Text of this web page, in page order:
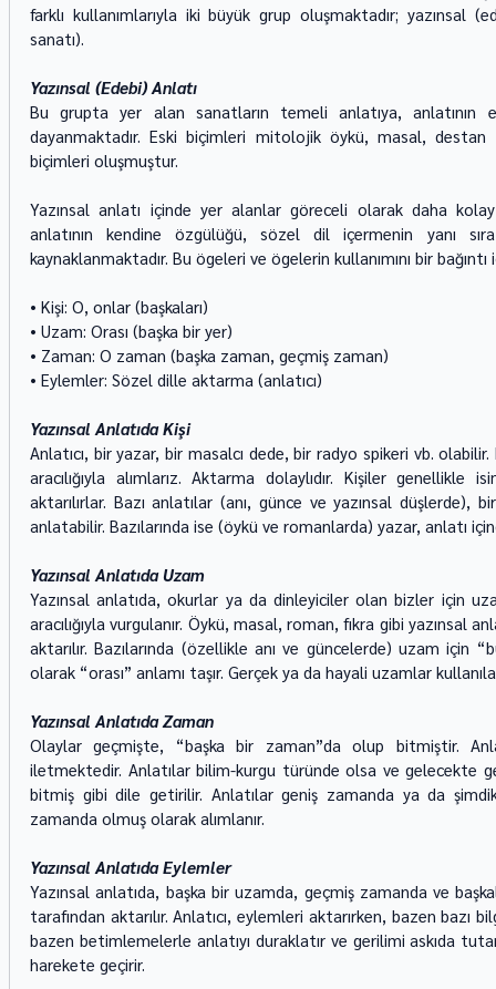
farklı kullanımlarıyla iki büyük grup oluşmaktadır; yazınsal
sanatı).
Yazınsal (Edebi) Anlatı
Bu grupta yer alan sanatların temeli anlatıya,
dayanmaktadır. Eski biçimleri mitolojik öykü, masal,
biçimleri oluşmuştur.
Yazınsal anlatı içinde yer alanlar göreceli olarak daha kolay
anlatının kendine özgülüğü, sözel dil içermenin yanı
kaynaklanmaktadır. Bu ögeleri ve ögelerin kullanımını bir
• Kişi: O, onlar (başkaları)
• Uzam: Orası (başka bir yer)
• Zaman: O zaman (başka zaman, geçmiş zaman)
• Eylemler: Sözel dille aktarma (anlatıcı)
Yazınsal Anlatıda Kişi
Anlatıcı, bir yazar, bir masalcı dede, bir radyo spikeri vb.
aracılığıyla alımlarız. Aktarma dolaylıdır. Kişiler
aktarılırlar. Bazı anlatılar (anı, günce ve yazınsal düşlerde),
anlatabilir. Bazılarında ise (öykü ve romanlarda) yazar, anlatı
Yazınsal Anlatıda Uzam
Yazınsal anlatıda, okurlar ya da dinleyiciler olan bizler için
aracılığıyla vurgulanır. Öykü, masal, roman, fıkra gibi yazınsal
aktarılır. Bazılarında (özellikle anı ve güncelerde) uzam için
olarak “orası” anlamı taşır. Gerçek ya da hayali uzamlar
Yazınsal Anlatıda Zaman
Olaylar geçmişte, “başka bir zaman”da olup bitmiştir.
iletmektedir. Anlatılar bilim-kurgu türünde olsa ve gelecekte
bitmiş gibi dile getirilir. Anlatılar geniş zamanda ya da
zamanda olmuş olarak alımlanır.
Yazınsal Anlatıda Eylemler
Yazınsal anlatıda, başka bir uzamda, geçmiş zamanda ve
tarafından aktarılır. Anlatıcı, eylemleri aktarırken, bazen bazı
bazen betimlemelerle anlatıyı duraklatır ve gerilimi askıda
harekete geçirir.